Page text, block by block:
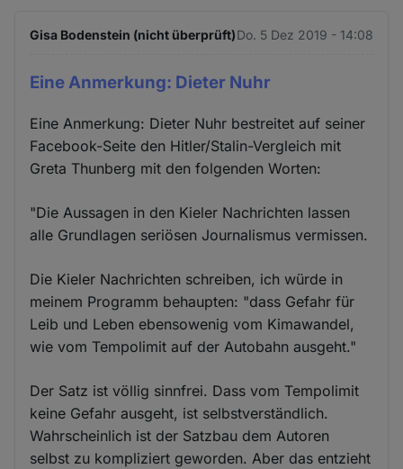
Gisa Bodenstein (nicht überprüft)Do. 5 Dez 2019 - 14:08
Eine Anmerkung: Dieter Nuhr
Eine Anmerkung: Dieter Nuhr bestreitet auf seiner
Facebook-Seite den Hitler/Stalin-Vergleich mit
Greta Thunberg mit den folgenden Worten:
"Die Aussagen in den Kieler Nachrichten lassen
alle Grundlagen seriösen Journalismus vermissen.
Die Kieler Nachrichten schreiben, ich würde in
meinem Programm behaupten: "dass Gefahr für
Leib und Leben ebensowenig vom Kimawandel,
wie vom Tempolimit auf der Autobahn ausgeht."
Der Satz ist völlig sinnfrei. Dass vom Tempolimit
keine Gefahr ausgeht, ist selbstverständlich.
Wahrscheinlich ist der Satzbau dem Autoren
selbst zu kompliziert geworden. Aber das entzieht